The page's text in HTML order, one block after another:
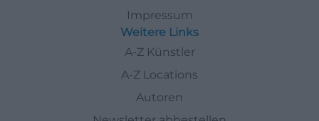
Impressum
Weitere Links
A-Z Künstler
A-Z Locations
Autoren